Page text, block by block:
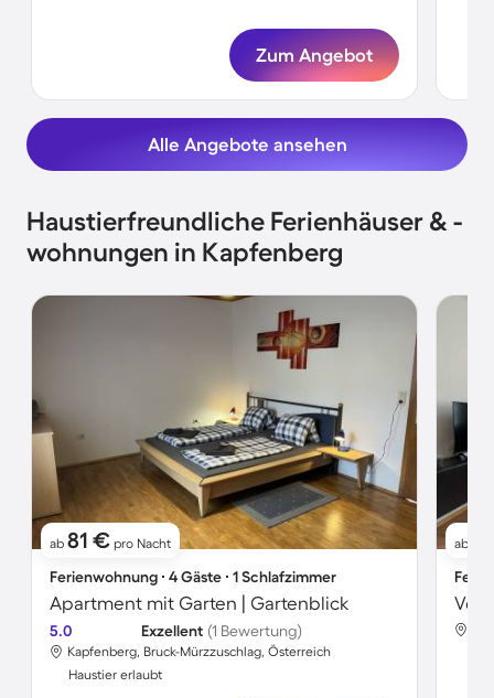
Zum Angebot
Alle Angebote ansehen
Haustierfreundliche Ferienhäuser & -
wohnungen in Kapfenberg
ab 81 € pro Nacht
Ferienwohnung ∙ 4 Gäste ∙ 1 Schlafzimmer
Apartment mit Garten | Gartenblick
5.0 Exzellent (1 Bewertung)
Kapfenberg, Bruck-Mürzzuschlag, Österreich
Haustier erlaubt
ab